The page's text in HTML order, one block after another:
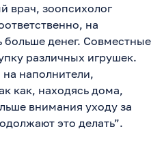
врач, зоопсихолог
на
больше денег. Совместные
различных игрушек.
наполнители,
как, находясь дома,
внимания уходу за
это делать”.